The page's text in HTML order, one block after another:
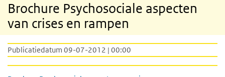
Brochure Psychosociale aspecten
van crises en rampen
Publicatiedatum 09-07-2012 | 00:00